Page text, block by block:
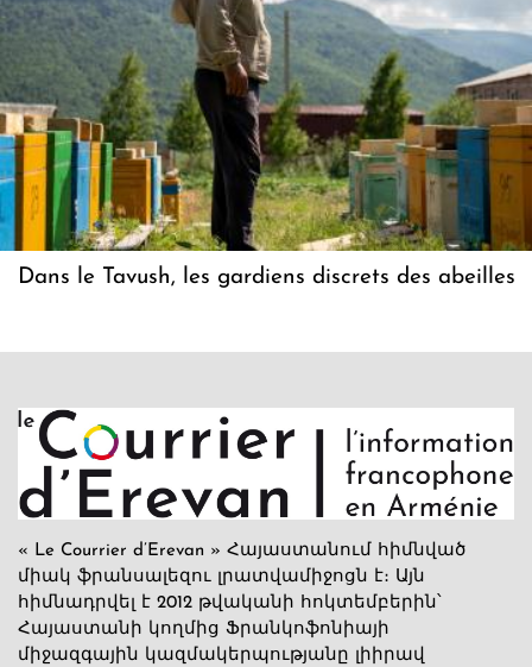
Dans le Tavush, les gardiens discrets des abeilles
« Le Courrier d’Erevan » Հայաստանում հիմնված
միակ ֆրանսալեզու լրատվամիջոցն է։ Այն
հիմնադրվել է 2012 թվականի հոկտեմբերին՝
Հայաստանի կողմից Ֆրանկոֆոնիայի
միջազգային կազմակերպությանը լիիրավ